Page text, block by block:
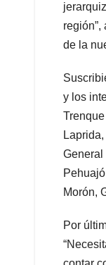
de la
y los
General
Morón,
Por